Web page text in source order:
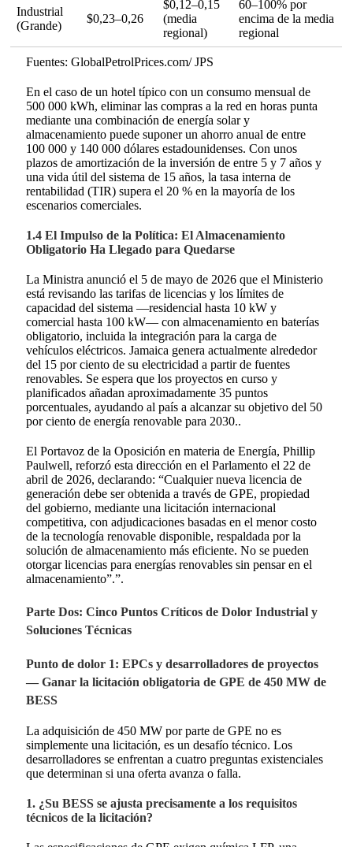
Industrial
(Grande)
$0,23–0,26
$0,12–0,15
(media
regional)
60–100% por
encima de la media
regional
Fuentes: GlobalPetrolPrices.com/ JPS
En el caso de un hotel típico con un consumo mensual de
500 000 kWh, eliminar las compras a la red en horas punta
mediante una combinación de energía solar y
almacenamiento puede suponer un ahorro anual de entre
100 000 y 140 000 dólares estadounidenses. Con unos
plazos de amortización de la inversión de entre 5 y 7 años y
una vida útil del sistema de 15 años, la tasa interna de
rentabilidad (TIR) supera el 20 % en la mayoría de los
escenarios comerciales.
1.4 El Impulso de la Política: El Almacenamiento
Obligatorio Ha Llegado para Quedarse
La Ministra anunció el 5 de mayo de 2026 que el Ministerio
está revisando las tarifas de licencias y los límites de
capacidad del sistema —residencial hasta 10 kW y
comercial hasta 100 kW— con almacenamiento en baterías
obligatorio, incluida la integración para la carga de
vehículos eléctricos. Jamaica genera actualmente alrededor
del 15 por ciento de su electricidad a partir de fuentes
renovables. Se espera que los proyectos en curso y
planificados añadan aproximadamente 35 puntos
porcentuales, ayudando al país a alcanzar su objetivo del 50
por ciento de energía renovable para 2030..
El Portavoz de la Oposición en materia de Energía, Phillip
Paulwell, reforzó esta dirección en el Parlamento el 22 de
abril de 2026, declarando: “Cualquier nueva licencia de
generación debe ser obtenida a través de GPE, propiedad
del gobierno, mediante una licitación internacional
competitiva, con adjudicaciones basadas en el menor costo
de la tecnología renovable disponible, respaldada por la
solución de almacenamiento más eficiente. No se pueden
otorgar licencias para energías renovables sin pensar en el
almacenamiento”.”.
Parte Dos: Cinco Puntos Críticos de Dolor Industrial y
Soluciones Técnicas
Punto de dolor 1: EPCs y desarrolladores de proyectos
— Ganar la licitación obligatoria de GPE de 450 MW de
BESS
La adquisición de 450 MW por parte de GPE no es
simplemente una licitación, es un desafío técnico. Los
desarrolladores se enfrentan a cuatro preguntas existenciales
que determinan si una oferta avanza o falla.
1. ¿Su BESS se ajusta precisamente a los requisitos
técnicos de la licitación?